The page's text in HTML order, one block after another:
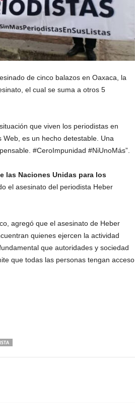
de cinco balazos en Oaxaca, la
el cual se suma a otros 5
que viven los periodistas en
Web, es un hecho detestable. Una
#CeroImpunidad #NiUnoMás”.
las Naciones Unidas para los
el asesinato del periodista Heber
agregó que el asesinato de Heber
quienes ejercen la actividad
que autoridades y sociedad
que todas las personas tengan acceso